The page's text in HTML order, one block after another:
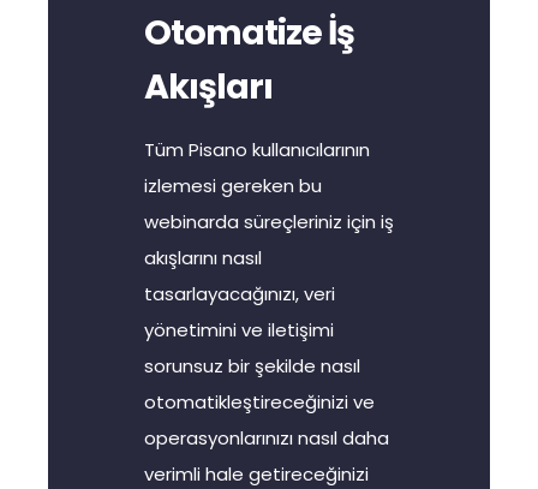
Otomatize İş
Akışları
Tüm Pisano kullanıcılarının
izlemesi gereken bu
webinarda süreçleriniz için iş
akışlarını nasıl
tasarlayacağınızı, veri
yönetimini ve iletişimi
sorunsuz bir şekilde nasıl
otomatikleştireceğinizi ve
operasyonlarınızı nasıl daha
verimli hale getireceğinizi